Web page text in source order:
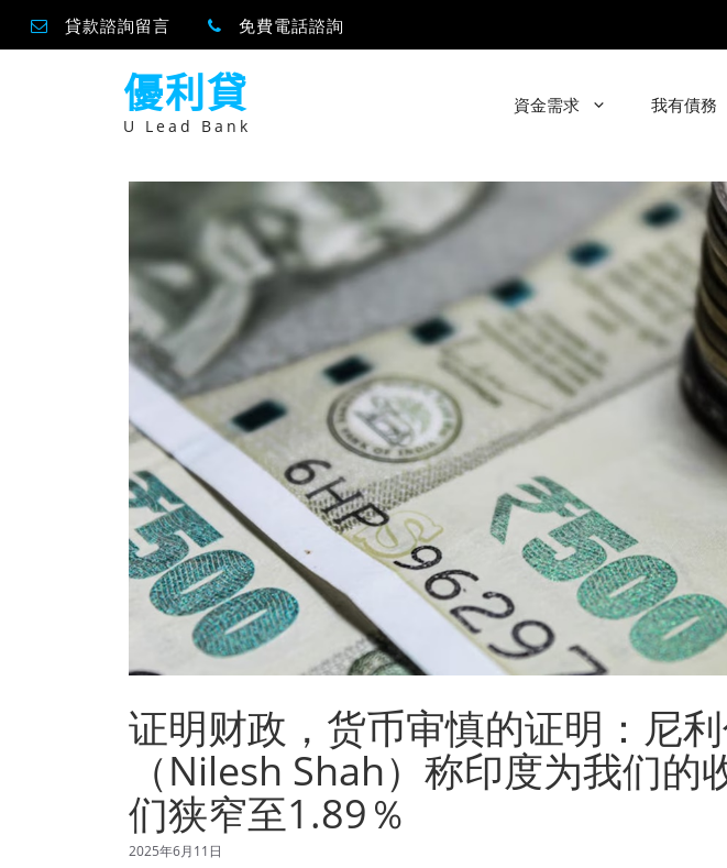
貸款諮詢留言 免費電話諮詢
優利貸
U Lead Bank
資金需求 我有債務
证明财政，货币审慎的证明：尼利
（Nilesh Shah）称印度为我们的
们狭窄至1.89％
2025年6月11日